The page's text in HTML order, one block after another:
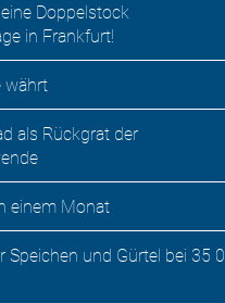
Doppelstock
in Frankfurt!
währt
als Rückgrat der
einem Monat
Speichen und Gürtel bei 35 0